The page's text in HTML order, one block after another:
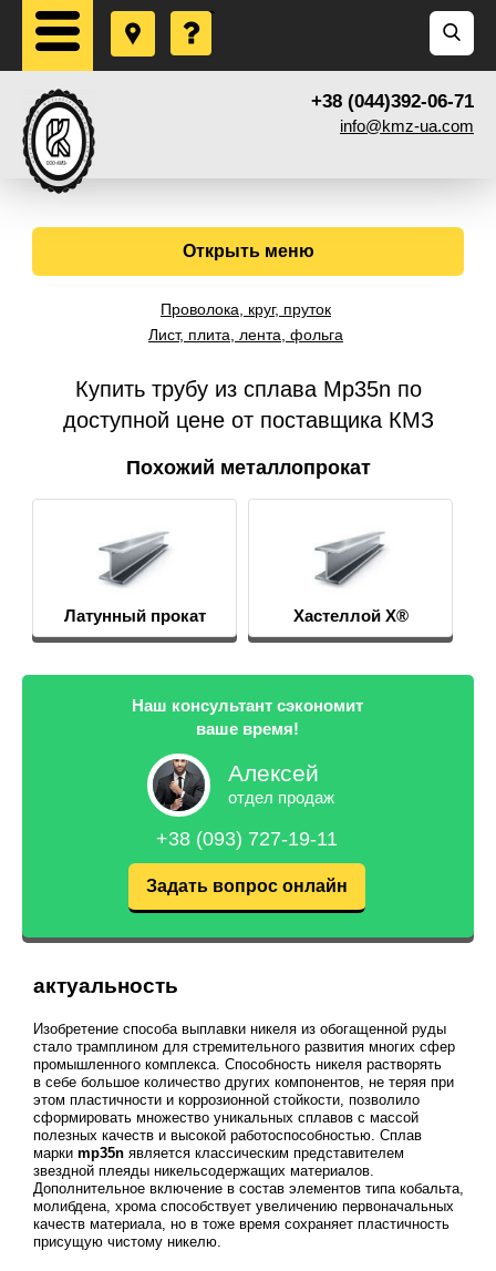
+38 (044)392-06-71
info@kmz-ua.com
Открыть меню
Проволока, круг, пруток
Лист, плита, лента, фольга
Купить трубу из сплава Mp35n по
доступной цене от поставщика КМЗ
Похожий металлопрокат
Латунный прокат Хастеллой Х®
Наш консультант сэкономит
ваше время!
Алексей
отдел продаж
+38 (093) 727-19-11
Задать вопрос онлайн
актуальность
Изобретение способа выплавки никеля из обогащенной руды
стало трамплином для стремительного развития многих сфер
промышленного комплекса. Способность никеля растворять
в себе большое количество других компонентов, не теряя при
этом пластичности и коррозионной стойкости, позволило
сформировать множество уникальных сплавов с массой
полезных качеств и высокой работоспособностью. Сплав
марки mp35nявляется классическим представителем
звездной плеяды никельсодержащих материалов.
Дополнительное включение в состав элементов типа кобальта,
молибдена, хрома способствует увеличению первоначальных
качеств материала, но в тоже время сохраняет пластичность
присущую чистому никелю.